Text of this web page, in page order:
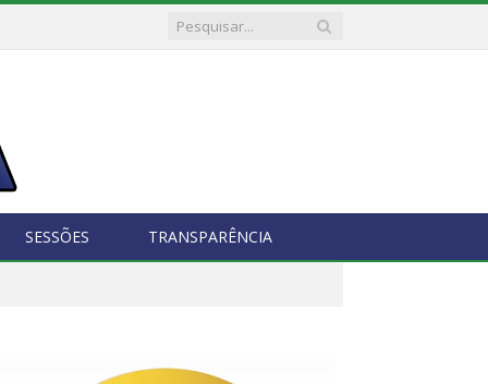
SESSÕES TRANSPARÊNCIA